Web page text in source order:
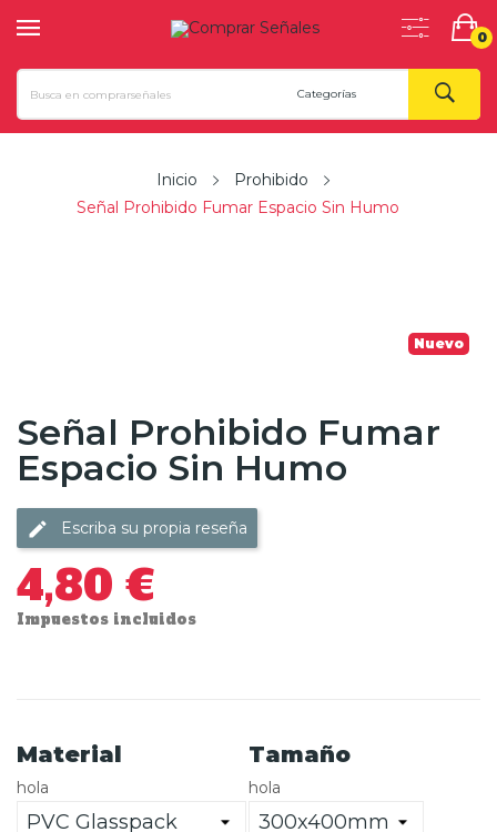
0
Inicio
Prohibido
Señal Prohibido Fumar Espacio Sin Humo
Nuevo
Señal Prohibido Fumar
Espacio Sin Humo
Escriba su propia reseña
4,80 €
Impuestos incluidos
Material
hola
Tamaño
hola